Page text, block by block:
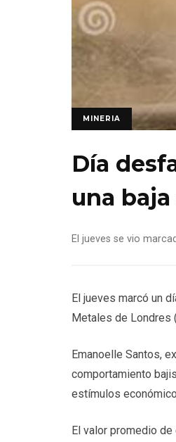
MINERIA
Día
una
El jueves se vio
El jueves marcó un
Metales de Londres
Emanoelle Santos,
comportamiento
estímulos
El valor promedio